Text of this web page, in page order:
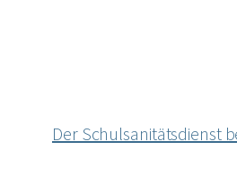
Der Schulsanitätsdienst